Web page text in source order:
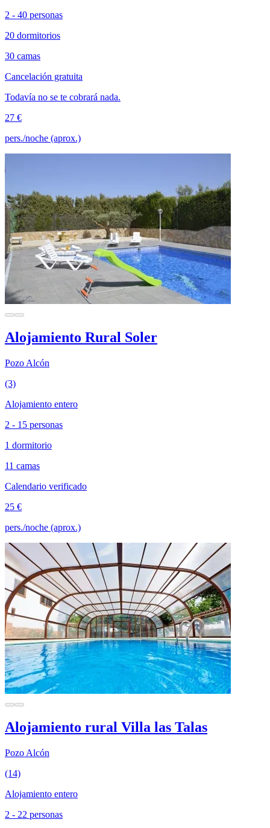
2 - 40 personas
20 dormitorios
30 camas
Cancelación gratuita
Todavía no se te cobrará nada.
27 €
pers./noche (aprox.)
Alojamiento Rural Soler
Pozo Alcón
(3)
Alojamiento entero
2 - 15 personas
1 dormitorio
11 camas
Calendario verificado
25 €
pers./noche (aprox.)
Alojamiento rural Villa las Talas
Pozo Alcón
(14)
Alojamiento entero
2 - 22 personas